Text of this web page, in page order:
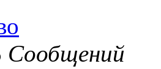
Сообщений